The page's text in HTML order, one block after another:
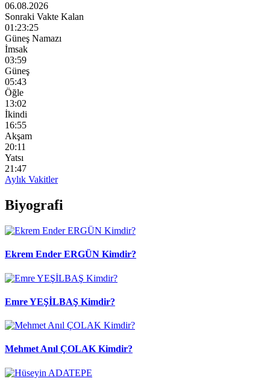
06.08.2026
Sonraki Vakte Kalan
01:23:24
Güneş Namazı
İmsak
03:59
Güneş
05:43
Öğle
13:02
İkindi
16:55
Akşam
20:11
Yatsı
21:47
Aylık Vakitler
Biyografi
Ekrem Ender ERGÜN Kimdir?
Emre YEŞİLBAŞ Kimdir?
Mehmet Anıl ÇOLAK Kimdir?